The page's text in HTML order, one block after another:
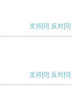
支持[0] 反对[0]
支持[0] 反对[0]